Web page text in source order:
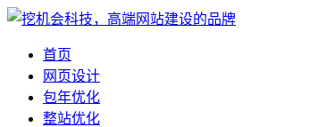
首页
网页设计
包年优化
整站优化